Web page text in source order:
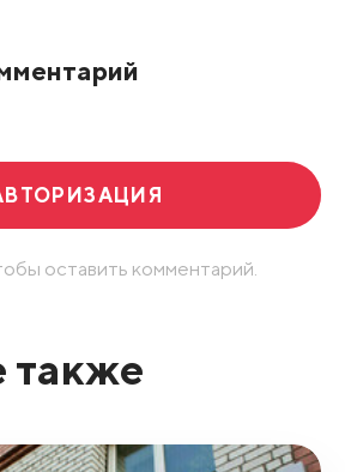
оставить комментарий.
также